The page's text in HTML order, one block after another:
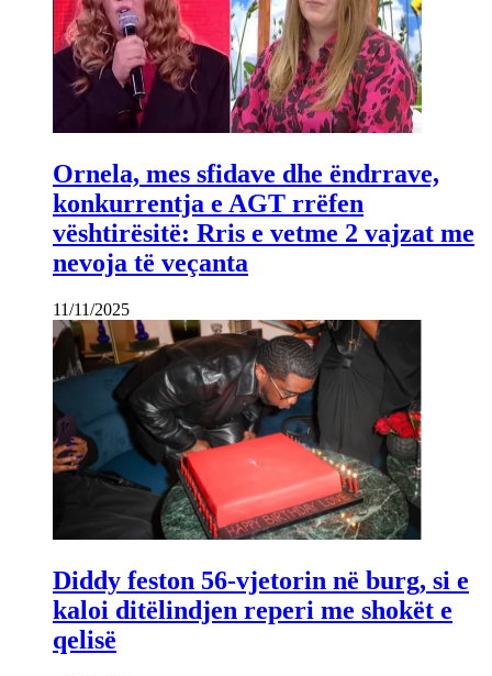
Ornela, mes sfidave dhe ëndrrave,
konkurrentja e AGT rrëfen
vështirësitë: Rris e vetme 2 vajzat me
nevoja të veçanta
11/11/2025
Diddy feston 56-vjetorin në burg, si e
kaloi ditëlindjen reperi me shokët e
qelisë